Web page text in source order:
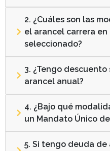
2. ¿Cuáles son las
el arancel carrera
seleccionado?
3. ¿Tengo
arancel anual?
4. ¿Bajo qué
un Mandato Único
5. Si tengo deuda